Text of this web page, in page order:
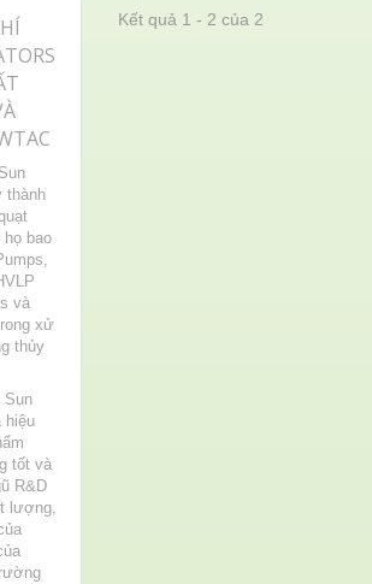
thành
bao
và
xử
thủy
Sun
hiệu
tốt và
R&D
lượng,
Kết quả 1 - 2 của 2